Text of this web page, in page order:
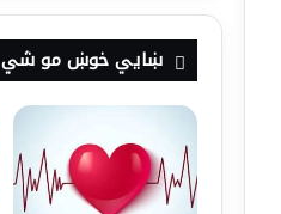
ښايي خوښ مو شي